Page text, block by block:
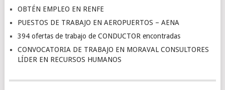
OBTÉN EMPLEO EN RENFE
PUESTOS DE TRABAJO EN AEROPUERTOS – AENA
394 ofertas de trabajo de CONDUCTOR encontradas
CONVOCATORIA DE TRABAJO EN MORAVAL CONSULTORES
LÍDER EN RECURSOS HUMANOS